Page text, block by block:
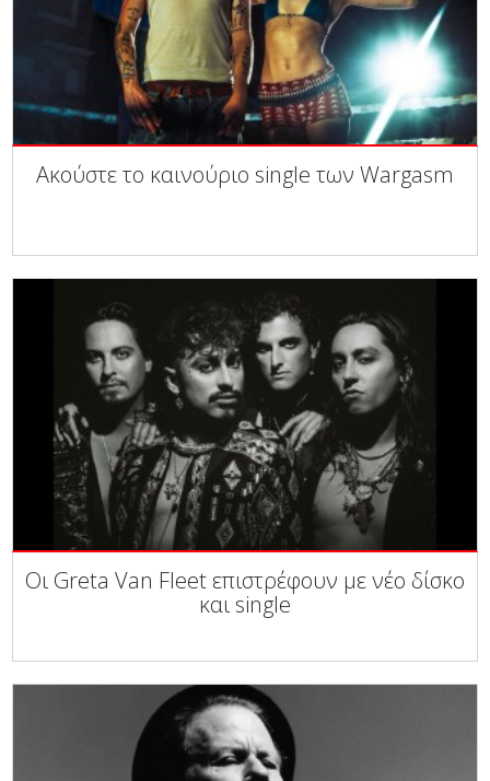
Ακούστε το καινούριο single των Wargasm
Οι Greta Van Fleet επιστρέφουν με νέο δίσκο
και single